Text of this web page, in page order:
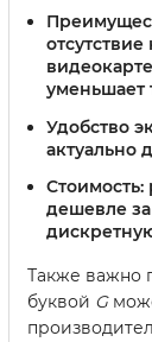
уменьшает
Удобство
актуально
Стоимость:
дешевле
Также важно
буквой G